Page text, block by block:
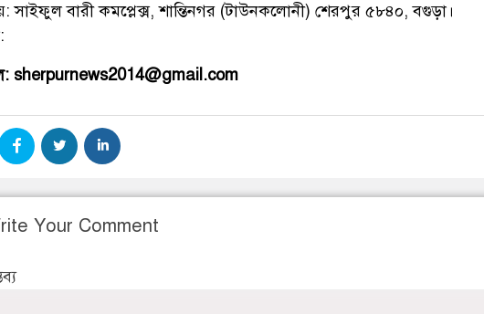
সাইফুল বারী কমপ্লেক্স, শান্তিনগর (টাউনকলোনী) শেরপুর ৫৮৪০, বগুড়া।
sherpurnews2014@gmail.com
Your Comment